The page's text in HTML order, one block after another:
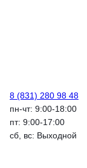
8 (831) 280 98 48
пн-чт: 9:00-18:00
пт: 9:00-17:00
сб, вс: Выходной